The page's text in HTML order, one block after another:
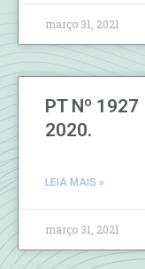
março 31, 2021
PT Nº 1927
2020.
LEIA MAIS »
março 31, 2021